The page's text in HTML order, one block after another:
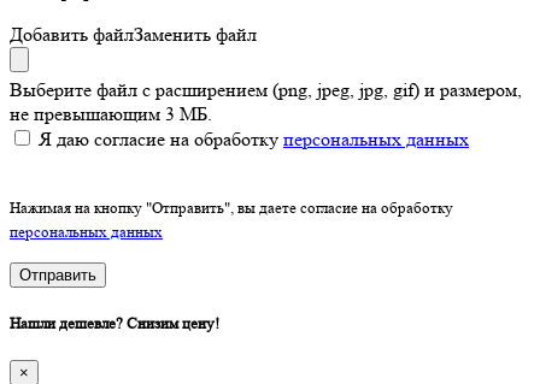
Добавить файлЗаменить файл
Выберите файл с расширением (png, jpeg, jpg, gif) и размером,
не превышающим 3 МБ.
Я даю согласие на обработку персональных данных
Нажимая на кнопку "Отправить", вы даете согласие на обработку
персональных данных
Отправить
Нашли дешевле? Снизим цену!
×